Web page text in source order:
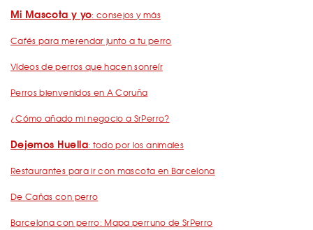
Mi Mascota y yo: consejos y más
Cafés para merendar junto a tu perro
Vídeos de perros que hacen sonreír
Perros bienvenidos en A Coruña
¿Cómo añado mi negocio a SrPerro?
Dejemos Huella: todo por los animales
Restaurantes para ir con mascota en Barcelona
De Cañas con perro
Barcelona con perro: Mapa perruno de SrPerro